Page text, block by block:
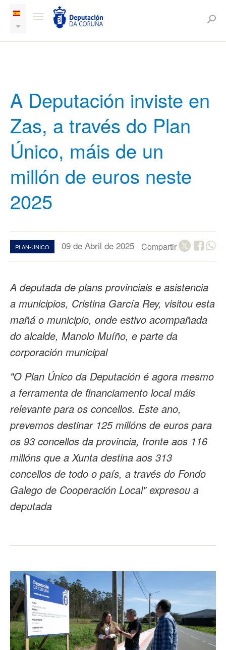
A Deputación inviste en
Zas, a través do Plan
Único, máis de un
millón de euros neste
2025
PLAN-UNICO 09 de Abril de 2025 Compartir
A deputada de plans provinciais e asistencia
a municipios, Cristina García Rey, visitou esta
mañá o municipio, onde estivo acompañada
do alcalde, Manolo Muíño, e parte da
corporación municipal
"O Plan Único da Deputación é agora mesmo
a ferramenta de financiamento local máis
relevante para os concellos. Este ano,
prevemos destinar 125 millóns de euros para
os 93 concellos da provincia, fronte aos 116
millóns que a Xunta destina aos 313
concellos de todo o país, a través do Fondo
Galego de Cooperación Local" expresou a
deputada